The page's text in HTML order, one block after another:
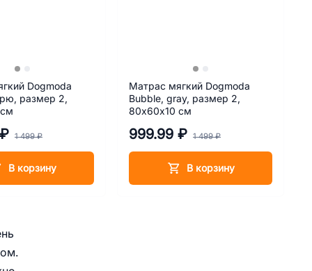
Dogmoda
размер 2,
1 499 ₽
В корзину
Матрас мягкий Dogmoda
Bubble, gray, размер 2,
80х60х10 см
999.99 ₽ 1 499 ₽
В корзину